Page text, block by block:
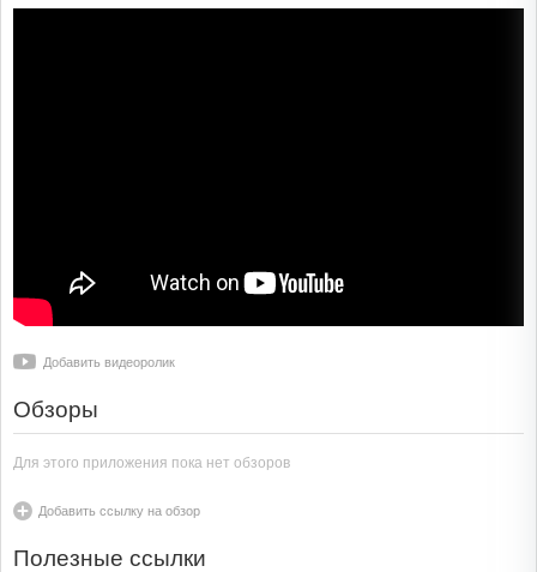
Добавить видеоролик
Обзоры
Для этого приложения пока нет обзоров
Добавить ссылку на обзор
Полезные ссылки